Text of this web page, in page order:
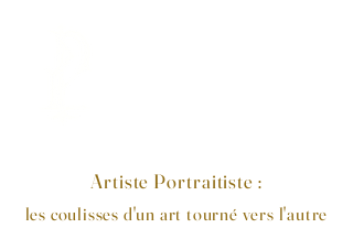
Artiste Portraitiste :
les coulisses d'un art tourné vers l'autre